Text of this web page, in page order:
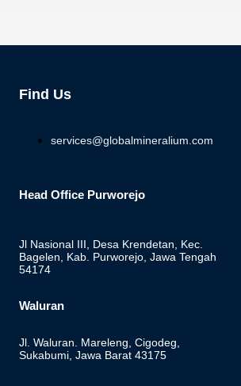
Find Us
services@globalmineralium.com
Head Office Purworejo
Jl Nasional III, Desa Krendetan, Kec.
Bagelen, Kab. Purworejo, Jawa Tengah
54174
Waluran
Jl. Waluran. Mareleng, Cigodeg,
Sukabumi, Jawa Barat 43175